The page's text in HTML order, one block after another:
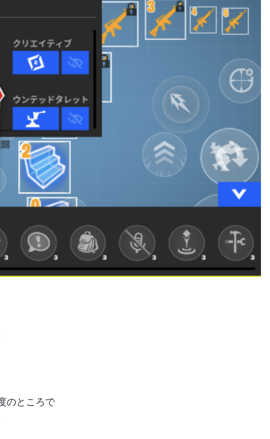
のところで